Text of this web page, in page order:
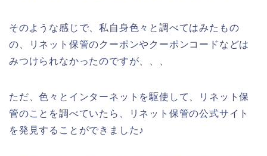
そのような感じで、私自身色々と調べてはみたもの
の、リネット保管のクーポンやクーポンコードなどは
みつけられなかったのですが、、、
ただ、色々とインターネットを駆使して、リネット保
管のことを調べていたら、リネット保管の公式サイト
を発見することができました♪